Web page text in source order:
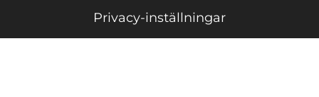
Privacy-inställningar